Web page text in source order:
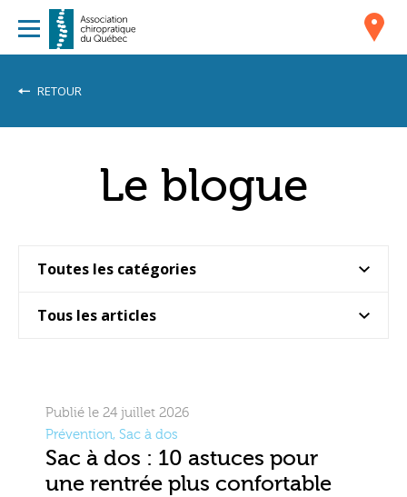
RETOUR
Le blogue
Publié le 24 juillet 2026
Prévention, Sac à dos
Sac à dos : 10 astuces pour
une rentrée plus confortable